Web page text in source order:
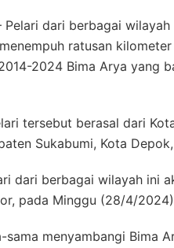
Pelari dari berbagai
ratusan
2024 Bima Arya yang
tersebut berasal dari
Sukabumi, Kota
dari berbagai wilayah ini
pada Minggu (28/4/
sama menyambangi Bima